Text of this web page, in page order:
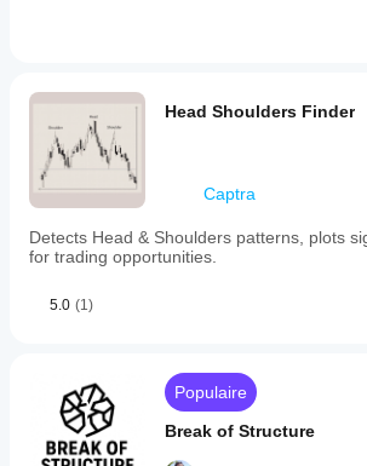
Head Shoulders Finder
Captra
Detects Head & Shoulders patterns, plots
for trading opportunities.
5.0 (1)
Populaire
Break of Structure